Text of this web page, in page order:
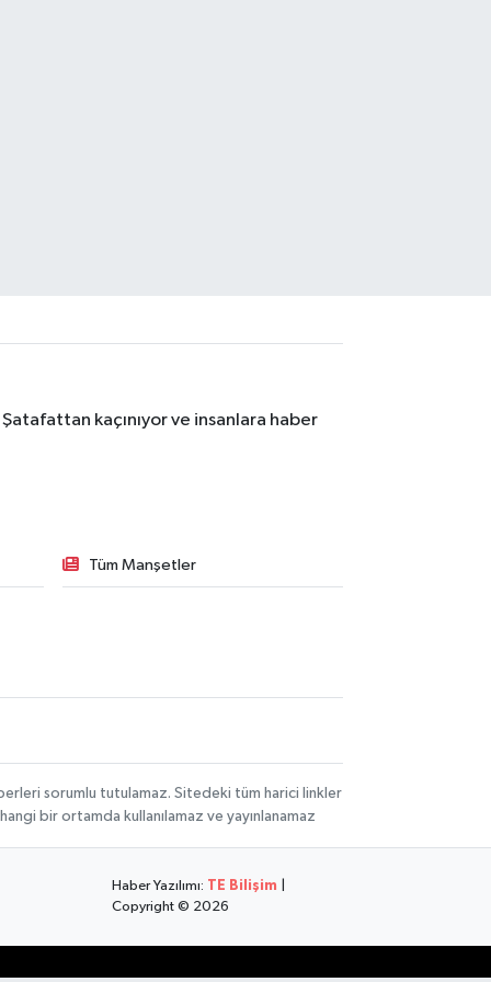
kaçınıyor ve insanlara haber
Tüm Manşetler
sorumlu tutulamaz. Sitedeki tüm harici linkler
bir ortamda kullanılamaz ve yayınlanamaz
Haber Yazılımı: TE Bilişim
Copyright © 2026